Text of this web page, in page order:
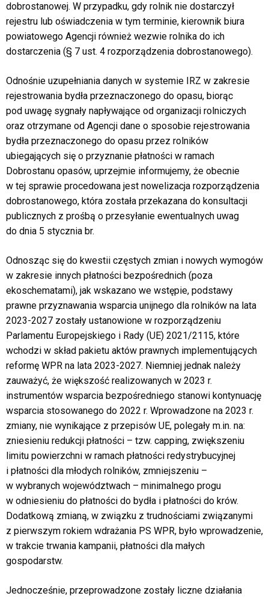
dobrostanowej. W przypadku, gdy rolnik nie dostarczył
rejestru lub oświadczenia w tym terminie, kierownik biura
powiatowego Agencji również wezwie rolnika do ich
dostarczenia (§ 7 ust. 4 rozporządzenia dobrostanowego).
Odnośnie uzupełniania danych w systemie IRZ w zakresie
rejestrowania bydła przeznaczonego do opasu, biorąc
pod uwagę sygnały napływające od organizacji rolniczych
oraz otrzymane od Agencji dane o sposobie rejestrowania
bydła przeznaczonego do opasu przez rolników
ubiegających się o przyznanie płatności w ramach
Dobrostanu opasów, uprzejmie informujemy, że obecnie
w tej sprawie procedowana jest nowelizacja rozporządzenia
dobrostanowego, która została przekazana do konsultacji
publicznych z prośbą o przesyłanie ewentualnych uwag
do dnia 5 stycznia br.
Odnosząc się do kwestii częstych zmian i nowych wymogów
w zakresie innych płatności bezpośrednich (poza
ekoschematami), jak wskazano we wstępie, podstawy
prawne przyznawania wsparcia unijnego dla rolników na lata
2023-2027 zostały ustanowione w rozporządzeniu
Parlamentu Europejskiego i Rady (UE) 2021/2115, które
wchodzi w skład pakietu aktów prawnych implementujących
reformę WPR na lata 2023-2027. Niemniej jednak należy
zauważyć, że większość realizowanych w 2023 r.
instrumentów wsparcia bezpośredniego stanowi kontynuację
wsparcia stosowanego do 2022 r. Wprowadzone na 2023 r.
zmiany, nie wynikające z przepisów UE, polegały m.in. na:
zniesieniu redukcji płatności – tzw. capping, zwiększeniu
limitu powierzchni w ramach płatności redystrybucyjnej
i płatności dla młodych rolników, zmniejszeniu –
w wybranych województwach – minimalnego progu
w odniesieniu do płatności do bydła i płatności do krów.
Dodatkową zmianą, w związku z trudnościami związanymi
z pierwszym rokiem wdrażania PS WPR, było wprowadzenie,
w trakcie trwania kampanii, płatności dla małych
gospodarstw.
Jednocześnie, przeprowadzone zostały liczne działania